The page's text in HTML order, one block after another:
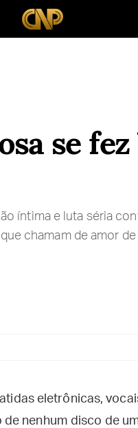
se
íntima e luta séria
chamam de amor
eletrônicas,
nenhum disco de